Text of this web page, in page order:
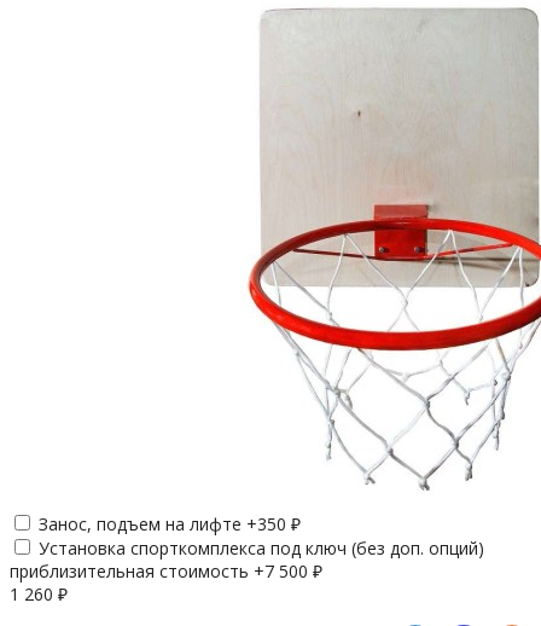
Занос, подъем на лифте +350 ₽
Установка спорткомплекса под ключ (без доп. опций)
приблизительная стоимость +7 500 ₽
1 260 ₽